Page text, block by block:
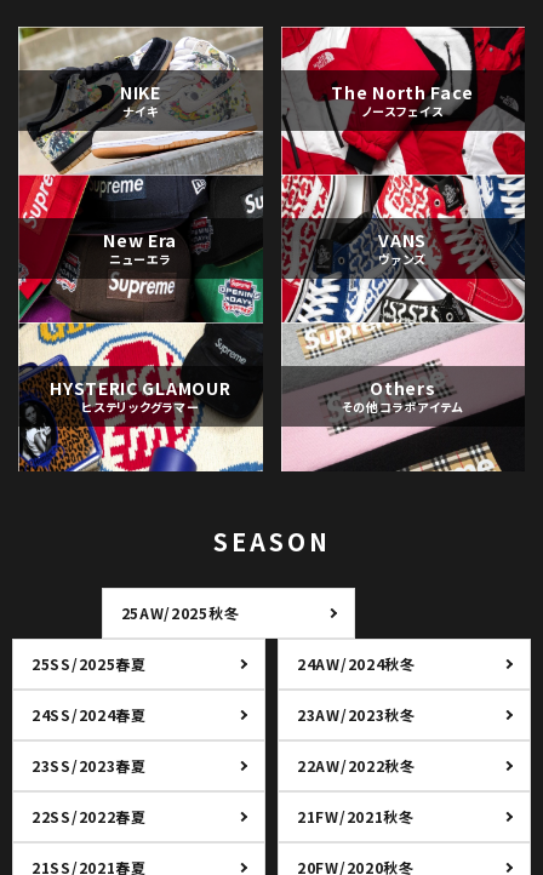
NIKE
ナイキ
The North Face
ノースフェイス
New Era
ニューエラ
VANS
ヴァンズ
HYSTERIC GLAMOUR
ヒステリックグラマー
Others
その他コラボアイテム
SEASON
25AW/2025秋冬
25SS/2025春夏 24AW/2024秋冬
24SS/2024春夏 23AW/2023秋冬
23SS/2023春夏 22AW/2022秋冬
22SS/2022春夏 21FW/2021秋冬
21SS/2021春夏 20FW/2020秋冬